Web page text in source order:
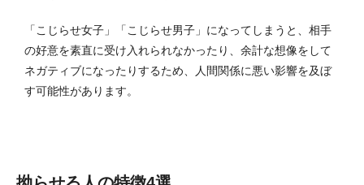
「こじらせ女子」「こじらせ男子」になってしまうと、相手
の好意を素直に受け入れられなかったり、余計な想像をして
ネガティブになったりするため、人間関係に悪い影響を及ぼ
す可能性があります。